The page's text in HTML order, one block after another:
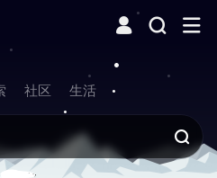
社区 生活